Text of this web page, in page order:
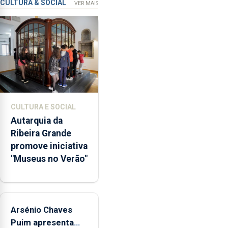
que
garante
a
abertura
dos
museus
e
núcleos
integrados
na
Rede
Municipal
de
aos
durante
o
CULTURA & SOCIAL VER MAIS
CULTURA E SOCIAL
Autarquia da
Ribeira Grande
promove iniciativa
"Museus no Verão"
Arsénio Chaves
Puim apresenta